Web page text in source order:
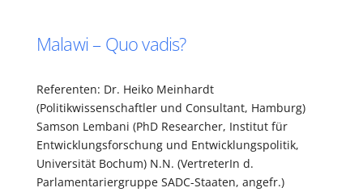
Malawi – Quo vadis?
Referenten: Dr. Heiko Meinhardt
(Politikwissenschaftler und Consultant, Hamburg)
Samson Lembani (PhD Researcher, Institut für
Entwicklungsforschung und Entwicklungspolitik,
Universität Bochum) N.N. (VertreterIn d.
Parlamentariergruppe SADC-Staaten, angefr.)